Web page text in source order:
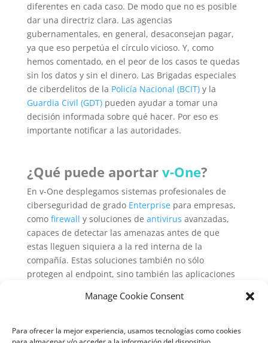
Manage Cookie Consent
Para ofrecer la mejor experiencia, usamos tecnologías como cookies
diferentes en cada caso. De modo que no es posible
dar una directriz clara. Las agencias
gubernamentales, en general, desaconsejan pagar,
ya que eso perpetúa el círculo vicioso. Y, como
hemos comentado, en el peor de los casos te quedas
sin los datos y sin el dinero. Las Brigadas especiales
de ciberdelitos de la Policía Nacional (BCIT)y la
Guardia Civil (GDT)pueden ayudar a tomar una
decisión informada sobre qué hacer. Por eso es
importante notificar a las autoridades.
¿Qué puede aportar v-One?
En v-One desplegamos sistemas profesionales de
ciberseguridad de grado Enterprisepara empresas,
como firewall y soluciones de antivirus avanzadas,
capaces de detectar las amenazas antes de que
estas lleguen siquiera a la red interna de la
compañía. Estas soluciones también no sólo
protegen al endpoint, sino también las aplicaciones
mayor y más descentralizada.
afectados, debido a que su presupuesto para